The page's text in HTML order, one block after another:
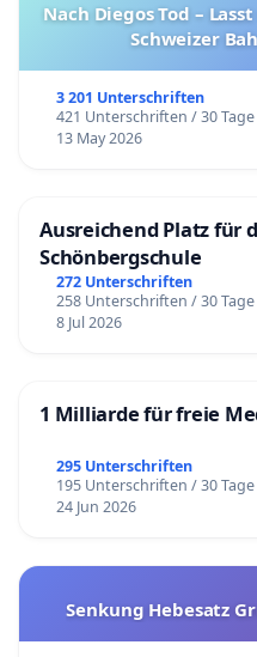
Nach Diegos Tod –
Schweizer
3 201 Unterschriften
421 Unterschriften / 30 Tage
13 May 2026
Ausreichend Platz für
Schönbergschule
272 Unterschriften
258 Unterschriften / 30 Tage
8 Jul 2026
1 Milliarde für freie
295 Unterschriften
195 Unterschriften / 30 Tage
24 Jun 2026
Senkung Hebesatz